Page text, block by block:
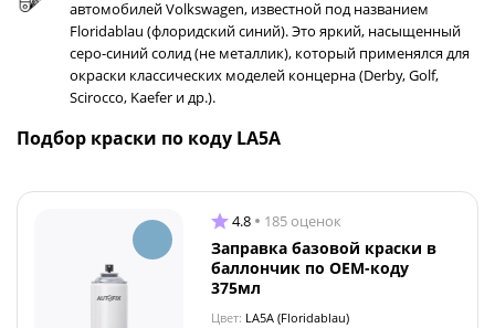
автомобилей Volkswagen, известной под названием
Floridablau (флоридский синий). Это яркий, насыщенный
серо-синий солид (не металлик), который применялся для
окраски классических моделей концерна (Derby, Golf,
Scirocco, Kaefer и др.).
Подбор краски по коду LA5A
4.8 185 оценок
Заправка базовой краски в
баллончик по OEM-коду
375мл
Цвет: LA5A (Floridablau)